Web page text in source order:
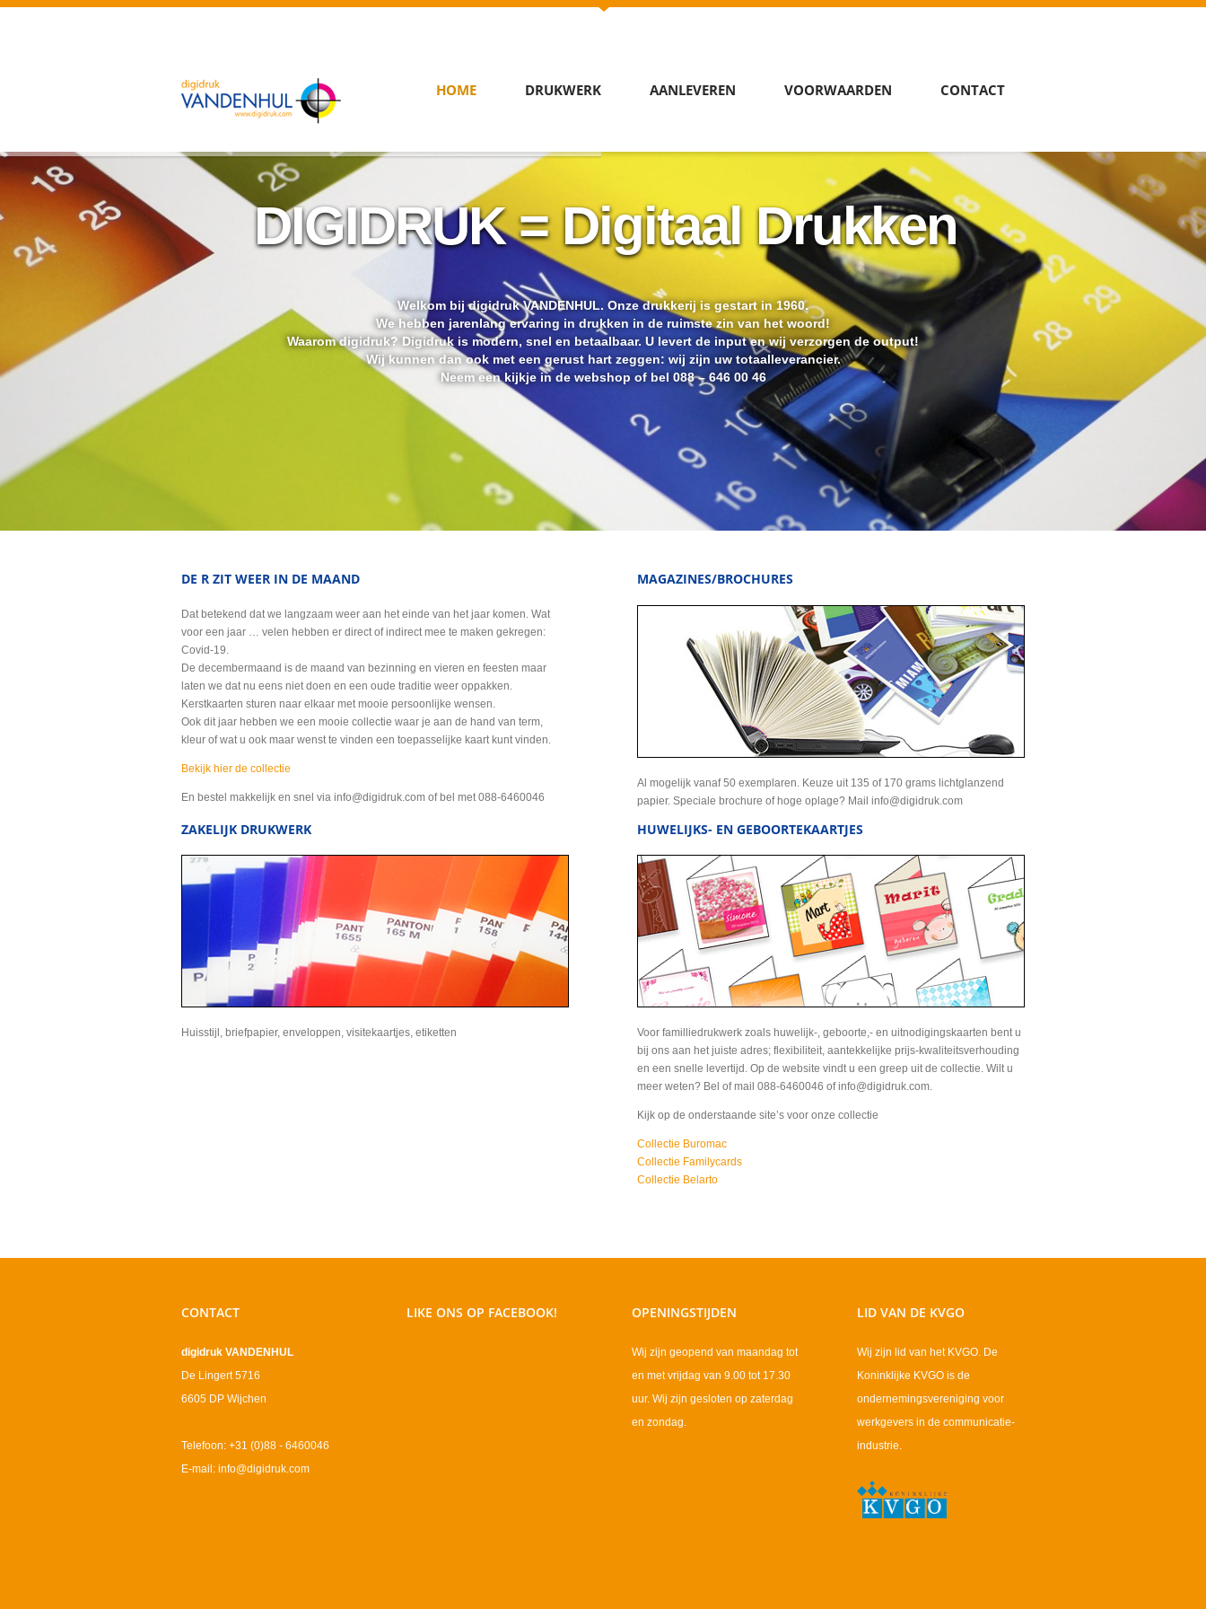
HOME DRUKWERK AANLEVEREN VOORWAARDEN CONTACT
Welkom bij digidruk VANDENHUL. Onze drukkerij is gestart in 1960.
We hebben jarenlang ervaring in drukken in de ruimste zin van het woord!
Waarom digidruk? Digidruk is modern, snel en betaalbaar. U levert de input en wij verzorgen de output!
Wij kunnen dan ook met een gerust hart zeggen: wij zijn uw totaalleverancier.
Neem een kijkje in de webshop of bel 088 – 646 00 46
DIGIDRUK = Digitaal Drukken
DE R ZIT WEER IN DE MAAND
Dat betekend dat we langzaam weer aan het einde van het jaar komen. Wat
voor een jaar … velen hebben er direct of indirect mee te maken gekregen:
Covid-19.
De decembermaand is de maand van bezinning en vieren en feesten maar
laten we dat nu eens niet doen en een oude traditie weer oppakken.
Kerstkaarten sturen naar elkaar met mooie persoonlijke wensen.
Ook dit jaar hebben we een mooie collectie waar je aan de hand van term,
kleur of wat u ook maar wenst te vinden een toepasselijke kaart kunt vinden.
Bekijk hier de collectie
En bestel makkelijk en snel via info@digidruk.com of bel met 088-6460046
MAGAZINES/BROCHURES
Al mogelijk vanaf 50 exemplaren. Keuze uit 135 of 170 grams lichtglanzend
papier. Speciale brochure of hoge oplage? Mail info@digidruk.com
ZAKELIJK DRUKWERK
Huisstijl, briefpapier, enveloppen, visitekaartjes, etiketten
HUWELIJKS- EN GEBOORTEKAARTJES
Voor familliedrukwerk zoals huwelijk-, geboorte,- en uitnodigingskaarten bent u
bij ons aan het juiste adres; flexibiliteit, aantekkelijke prijs-kwaliteitsverhouding
en een snelle levertijd. Op de website vindt u een greep uit de collectie. Wilt u
meer weten? Bel of mail 088-6460046 of info@digidruk.com.
Kijk op de onderstaande site’s voor onze collectie
Collectie Buromac
Collectie Familycards
Collectie Belarto
CONTACT
digidruk VANDENHUL
De Lingert 5716
6605 DP Wijchen
Telefoon: +31 (0)88 - 6460046
E-mail: info@digidruk.com
LIKE ONS OP FACEBOOK! OPENINGSTIJDEN
Wij zijn geopend van maandag tot
en met vrijdag van 9.00 tot 17.30
uur. Wij zijn gesloten op zaterdag
en zondag.
LID VAN DE KVGO
Wij zijn lid van het KVGO. De
Koninklijke KVGO is de
ondernemingsvereniging voor
werkgevers in de communicatie-
industrie.